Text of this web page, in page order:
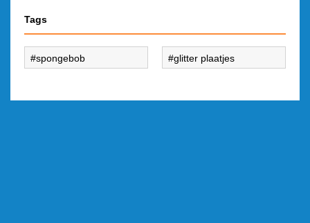
Tags
spongebob glitter plaatjes